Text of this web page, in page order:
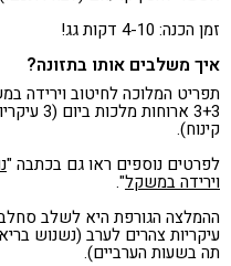
זמן הכנה: 4-10 דקות גג!
איך משלבים אותו בתזונה?
תפריט המלוכה לחיטוב וירידה
קינוח).
לפרטים נוספים ראו גם בכתבה "
וירידה במשקל".
ההמלצה הגורפת היא לשלב סחלב
עיקריות צהרים לערב (נשנוש
תה בשעות הערביים).